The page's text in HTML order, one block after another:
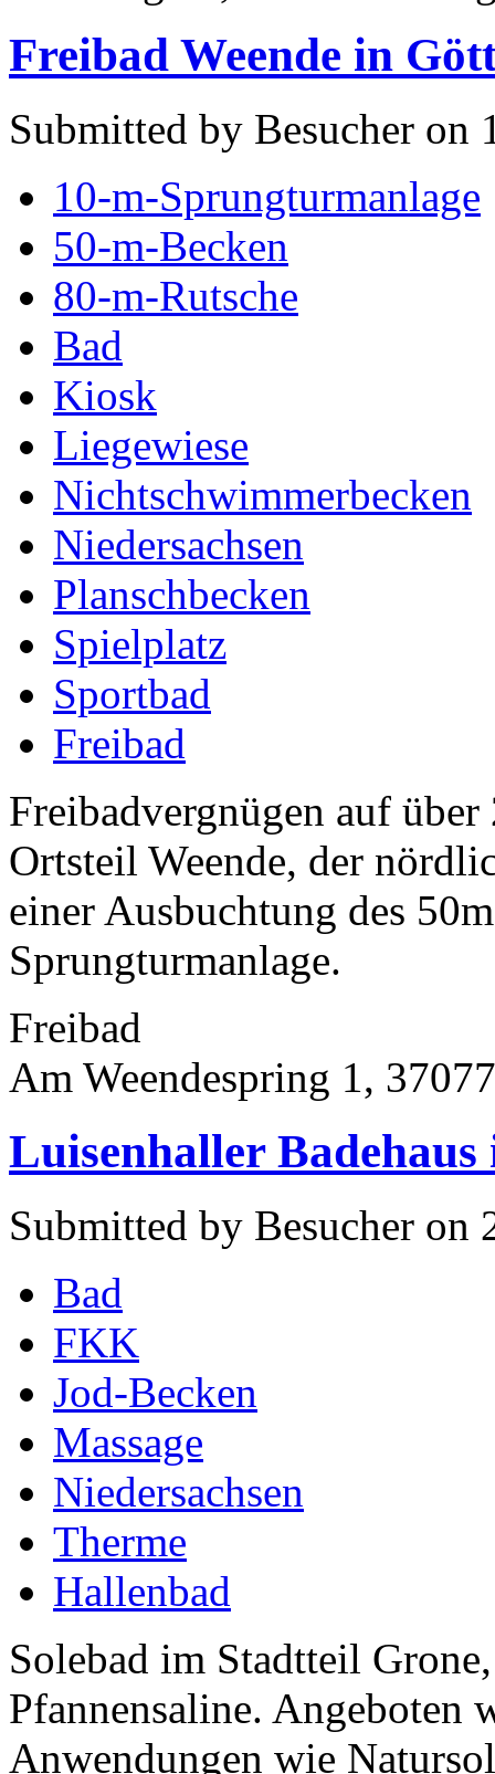
Freibad Weende in
Submitted by Besucher
10-m-Sprungturmanlage
50-m-Becken
80-m-Rutsche
Bad
Kiosk
Liegewiese
Nichtschwimmerbecken
Niedersachsen
Planschbecken
Spielplatz
Sportbad
Freibad
Freibadvergnügen auf
Ortsteil Weende, der
einer Ausbuchtung des
Sprungturmanlage.
Freibad
Am Weendespring 1,
Luisenhaller
Submitted by Besucher on
Bad
FKK
Jod-Becken
Massage
Niedersachsen
Therme
Hallenbad
Solebad im Stadtteil
Pfannensaline. Angeboten
Anwendungen wie